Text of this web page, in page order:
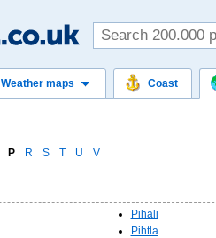
Weather maps Coast
P R S T U V
Pihali
Pihtla